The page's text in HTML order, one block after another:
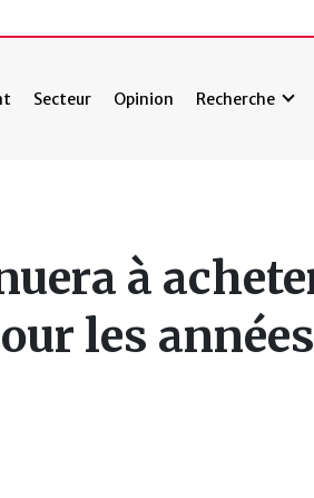
Secteur Opinion Recherche
à
les